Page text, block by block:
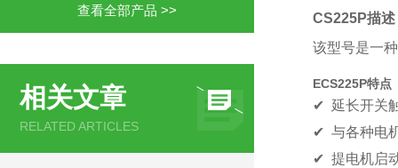
查看全部产品 >>
相关文章
RELATED ARTICLES
CS225P描述
该型号是一
ECS225P特点
✔ 延长开关
✔ 与各种电
✔ 提电机启